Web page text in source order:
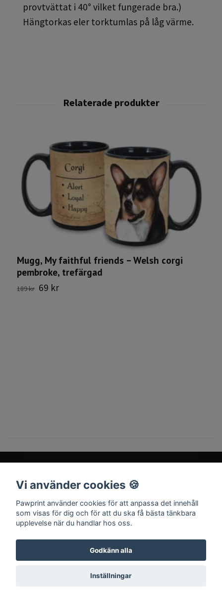
provtvättat i 40° vilket fungerade bra.)
Hängtorkas eler torktumlas på låg värme.
Mugg, My faithful friends – Welsh corgi
pembroke, trefärgad
189 kr 69 kr
Sociala medier
© 2026 Pawprint
Vi använder cookies 🍪
Pawprint använder cookies för att anpassa det innehåll
som visas för dig och för att du ska få bästa tänkbara
upplevelse när du handlar hos oss.
Godkänn alla
Inställningar